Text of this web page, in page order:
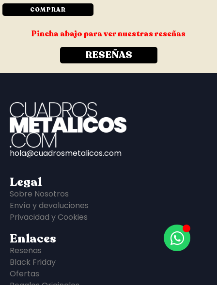
COMPRAR
Pincha abajo para ver nuestras reseñas
RESEÑAS
hola@cuadrosmetalicos.com
Legal
Sobre Nosotros
Envío y devoluciones
Privacidad y Cookies
Enlaces
Reseñas
Black Friday
Ofertas